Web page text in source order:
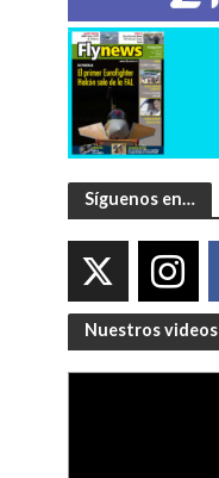
Síguenos en…
Nuestros videos